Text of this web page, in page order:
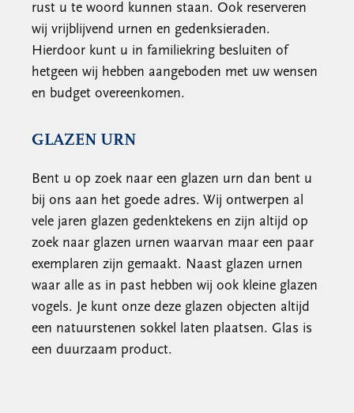
rust u te woord kunnen staan. Ook reserveren
wij vrijblijvend urnen en gedenksieraden.
Hierdoor kunt u in familiekring besluiten of
hetgeen wij hebben aangeboden met uw wensen
en budget overeenkomen.
GLAZEN URN
Bent u op zoek naar een glazen urn dan bent u
bij ons aan het goede adres. Wij ontwerpen al
vele jaren glazen gedenktekens en zijn altijd op
zoek naar glazen urnen waarvan maar een paar
exemplaren zijn gemaakt. Naast glazen urnen
waar alle as in past hebben wij ook kleine glazen
vogels. Je kunt onze deze glazen objecten altijd
een natuurstenen sokkel laten plaatsen. Glas is
een duurzaam product.